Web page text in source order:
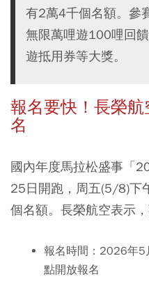
有2萬4千個名額。參
無限萬哩遊100哩回
遊抵用券等大獎。
報名要快！長榮
名
國內年度馬拉松盛事「
25日開跑，周五(5/8)下
個名額。長榮航空表示
報名時間：2026年
點開放報名